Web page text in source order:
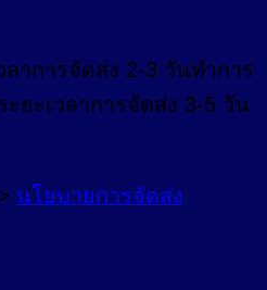
ลาการจัดส่ง 2-3 วันทำการ
ยะเวลาการจัดส่ง 3-5 วัน
นโยบายการจัดส่ง